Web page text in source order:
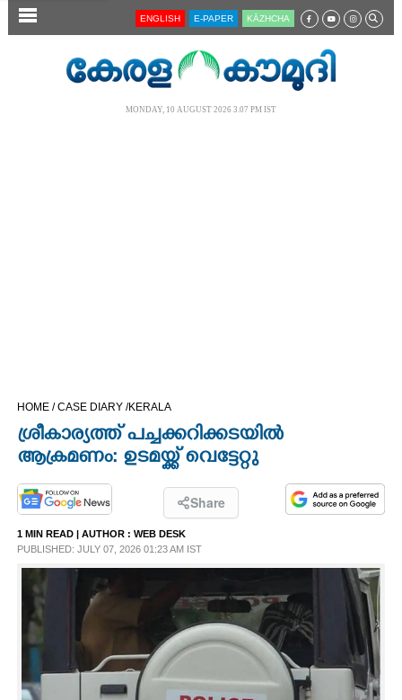
SECTIONS
LIFESTYLE
SPIRITUAL
INFO+
ENGLISH E-PAPER KĀZHCHA
MONDAY, 10 AUGUST 2026 3.07 PM IST
HOME /CASE DIARY /KERALA
ശ്രീകാര്യത്ത് പച്ചക്കറിക്കടയിൽ
ആക്രമണം: ഉടമയ്ക്ക് വെട്ടേറ്റു
Share
1 MIN READ | AUTHOR : WEB DESK
PUBLISHED: JULY 07, 2026 01:23 AM IST